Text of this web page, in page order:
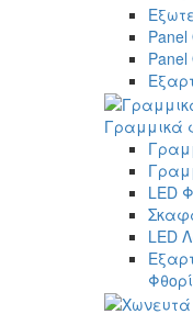
Γραμμικά
LED
LED